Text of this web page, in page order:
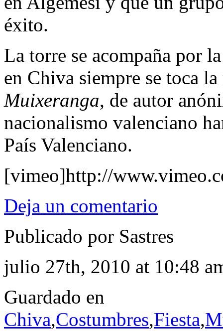
éxito.
La torre se acompaña por
en Chiva siempre se toca
Muixeranga, de autor
nacionalismo valenciano
País Valenciano.
[vimeo]http://
Deja un comentario
Publicado por Sastres
julio 27th, 2010 at 10:48
Guardado en
Chiva,Costumbres,Fiesta,